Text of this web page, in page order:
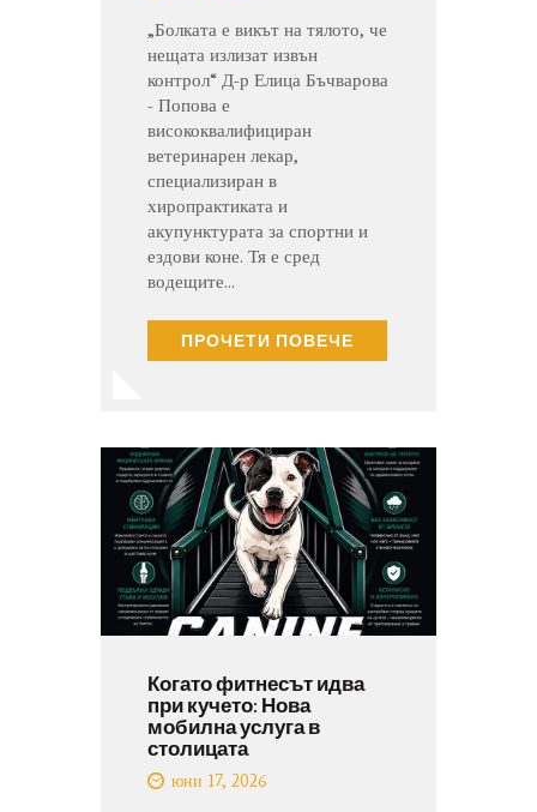
„Болката е викът на тялото, че
нещата излизат извън
контрол“ Д-р Елица Бъчварова
- Попова е
висококвалифициран
ветеринарен лекар,
специализиран в
хиропрактиката и
акупунктурата за спортни и
ездови коне. Тя е сред
водещите…
ПРОЧЕТИ ПОВЕЧЕ
Когато фитнесът идва
при кучето: Нова
мобилна услуга в
столицата
юни 17, 2026